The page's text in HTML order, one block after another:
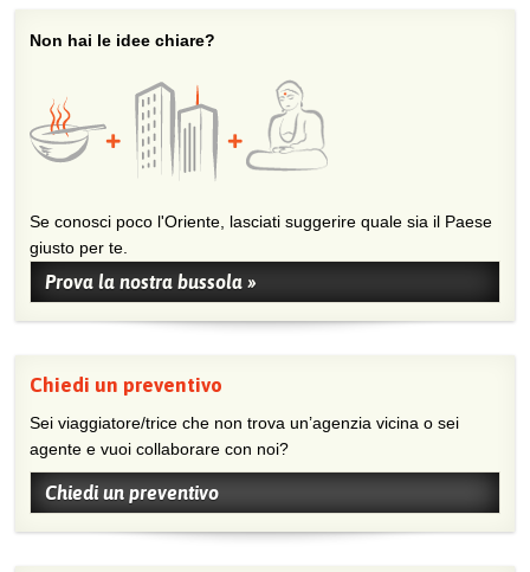
Non hai le idee chiare?
Se conosci poco l'Oriente, lasciati suggerire quale sia il Paese
giusto per te.
Prova la nostra bussola »
Chiedi un preventivo
Sei viaggiatore/trice che non trova un’agenzia vicina o sei
agente e vuoi collaborare con noi?
Chiedi un preventivo